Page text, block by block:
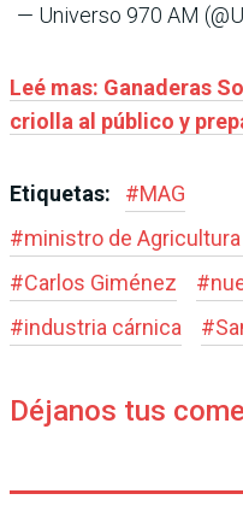
— Universo 970 AM
Leé mas: Ganaderas
criolla al público y
Etiquetas: #MAG
#ministro de Agricultura
#Carlos Giménez #
#industria cárnica #
Déjanos tus